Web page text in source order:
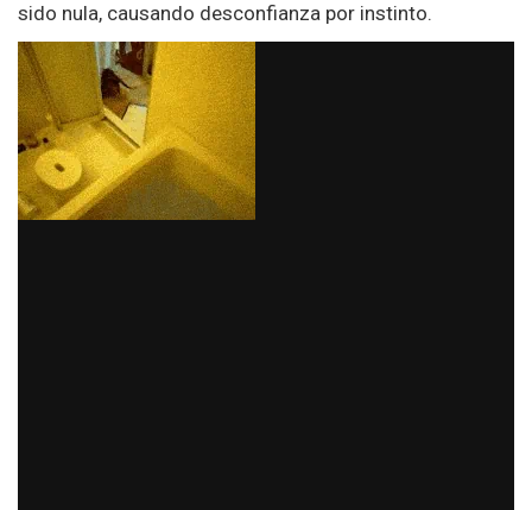
sido nula, causando desconfianza por instinto.